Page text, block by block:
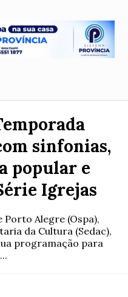
sinfonias,
popular e
Igrejas
Alegre (Ospa),
da Cultura (Sedac),
programação para